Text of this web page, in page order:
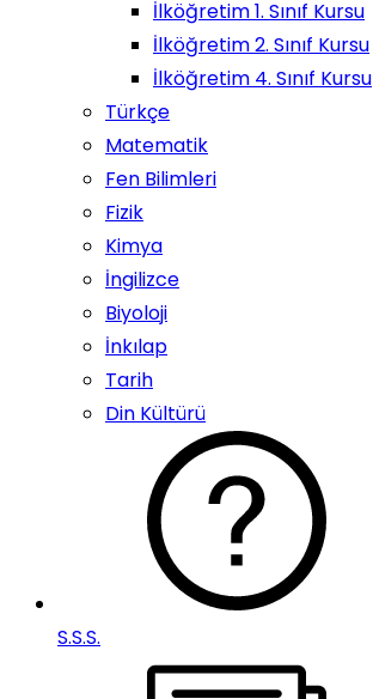
İlköğretim 1. Sınıf Kursu
İlköğretim 2. Sınıf Kursu
İlköğretim 4. Sınıf Kursu
Türkçe
Matematik
Fen Bilimleri
Fizik
Kimya
İngilizce
Biyoloji
İnkılap
Tarih
Din Kültürü
S.S.S.